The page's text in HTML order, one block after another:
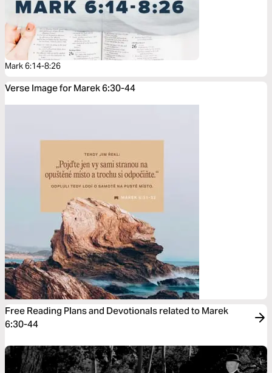
Mark 6:14-8:26
Verse Image for Marek 6:30-44
Free Reading Plans and Devotionals related to Marek
6:30-44